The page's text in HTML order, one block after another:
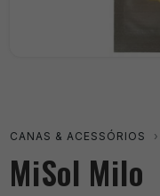
CANAS & ACESSÓRIOS ›
MiSol Milo